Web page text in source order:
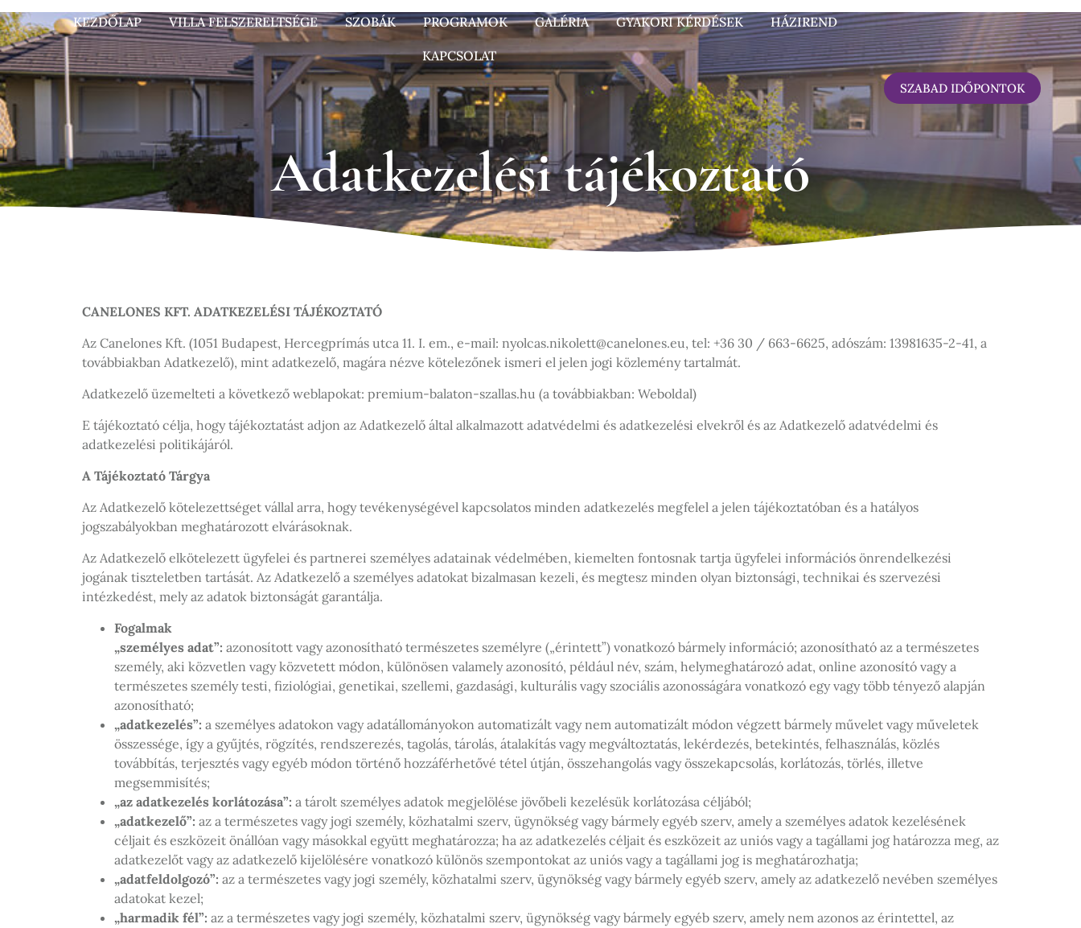
KEZDŐLAP VILLA FELSZERELTSÉGE SZOBÁK PROGRAMOK GALÉRIA GYAKORI KÉRDÉSEK HÁZIREND
KAPCSOLAT
SZABAD IDŐPONTOK
Adatkezelési tájékoztató
CANELONES KFT. ADATKEZELÉSI TÁJÉKOZTATÓ
Az Canelones Kft. (1051 Budapest, Hercegprímás utca 11. I. em., e-mail: nyolcas.nikolett@canelones.eu, tel: +36 30 / 663-6625, adószám: 13981635-2-41, a
továbbiakban Adatkezelő), mint adatkezelő, magára nézve kötelezőnek ismeri el jelen jogi közlemény tartalmát.
Adatkezelő üzemelteti a következő weblapokat: premium-balaton-szallas.hu (a továbbiakban: Weboldal)
E tájékoztató célja, hogy tájékoztatást adjon az Adatkezelő által alkalmazott adatvédelmi és adatkezelési elvekről és az Adatkezelő adatvédelmi és
adatkezelési politikájáról.
A Tájékoztató Tárgya
Az Adatkezelő kötelezettséget vállal arra, hogy tevékenységével kapcsolatos minden adatkezelés megfelel a jelen tájékoztatóban és a hatályos
jogszabályokban meghatározott elvárásoknak.
Az Adatkezelő elkötelezett ügyfelei és partnerei személyes adatainak védelmében, kiemelten fontosnak tartja ügyfelei információs önrendelkezési
jogának tiszteletben tartását. Az Adatkezelő a személyes adatokat bizalmasan kezeli, és megtesz minden olyan biztonsági, technikai és szervezési
intézkedést, mely az adatok biztonságát garantálja.
Fogalmak
„személyes adat”: azonosított vagy azonosítható természetes személyre („érintett”) vonatkozó bármely információ; azonosítható az a természetes
személy, aki közvetlen vagy közvetett módon, különösen valamely azonosító, például név, szám, helymeghatározó adat, online azonosító vagy a
természetes személy testi, fiziológiai, genetikai, szellemi, gazdasági, kulturális vagy szociális azonosságára vonatkozó egy vagy több tényező alapján
azonosítható;
„adatkezelés”: a személyes adatokon vagy adatállományokon automatizált vagy nem automatizált módon végzett bármely művelet vagy műveletek
összessége, így a gyűjtés, rögzítés, rendszerezés, tagolás, tárolás, átalakítás vagy megváltoztatás, lekérdezés, betekintés, felhasználás, közlés
továbbítás, terjesztés vagy egyéb módon történő hozzáférhetővé tétel útján, összehangolás vagy összekapcsolás, korlátozás, törlés, illetve
megsemmisítés;
„az adatkezelés korlátozása”: a tárolt személyes adatok megjelölése jövőbeli kezelésük korlátozása céljából;
„adatkezelő”: az a természetes vagy jogi személy, közhatalmi szerv, ügynökség vagy bármely egyéb szerv, amely a személyes adatok kezelésének
céljait és eszközeit önállóan vagy másokkal együtt meghatározza; ha az adatkezelés céljait és eszközeit az uniós vagy a tagállami jog határozza meg, az
adatkezelőt vagy az adatkezelő kijelölésére vonatkozó különös szempontokat az uniós vagy a tagállami jog is meghatározhatja;
„adatfeldolgozó”: az a természetes vagy jogi személy, közhatalmi szerv, ügynökség vagy bármely egyéb szerv, amely az adatkezelő nevében személyes
adatokat kezel;
„harmadik fél”: az a természetes vagy jogi személy, közhatalmi szerv, ügynökség vagy bármely egyéb szerv, amely nem azonos az érintettel, az